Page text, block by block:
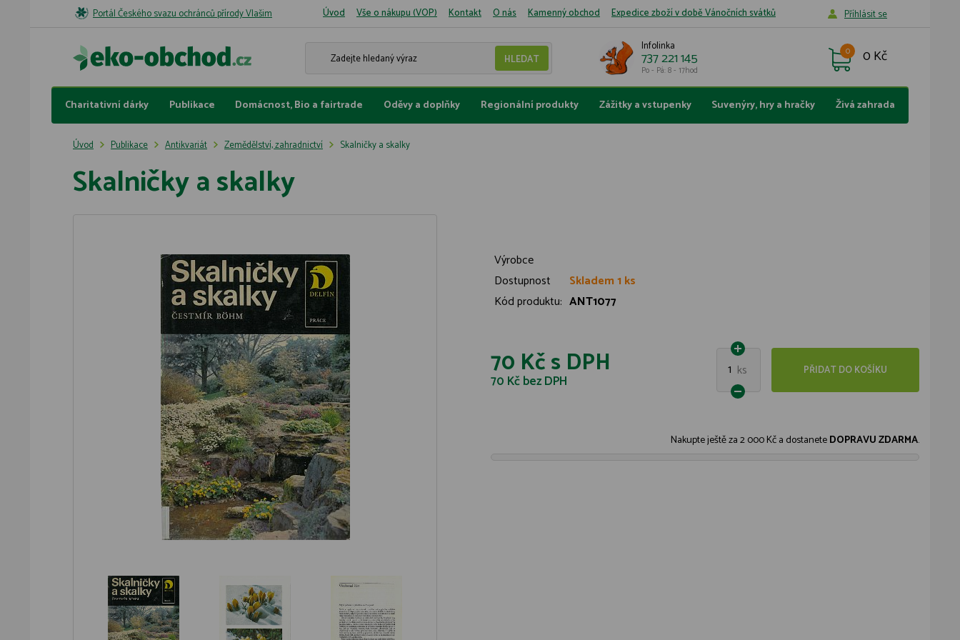
Portál Českého svazu ochránců přírody Vlašim Úvod Vše o nákupu (VOP) Kontakt O nás Kamenný obchod Expedice zboží v době Vánočních svátků Příhlásit se
Infolinka
737 221 145
Po - Pá: 8 - 17hod
0 Kč
0
Charitativní dárky Publikace Domácnost, Bio a fairtrade Oděvy a doplňky Regionální produkty Zážitky a vstupenky Suvenýry, hry a hračky Živá zahrada
Úvod Publikace Antikvariát Zemědělství, zahradnictví Skalničky a skalky
Skalničky a skalky
Výrobce
Dostupnost
Skladem 1 ks
Kód produktu: ANT1077
70 Kčs DPH
70 Kčbez DPH
1 ks PŘIDAT DO KOŠÍKU
Nakupte ještě za2 000 Kča dostaneteDOPRAVU ZDARMA.